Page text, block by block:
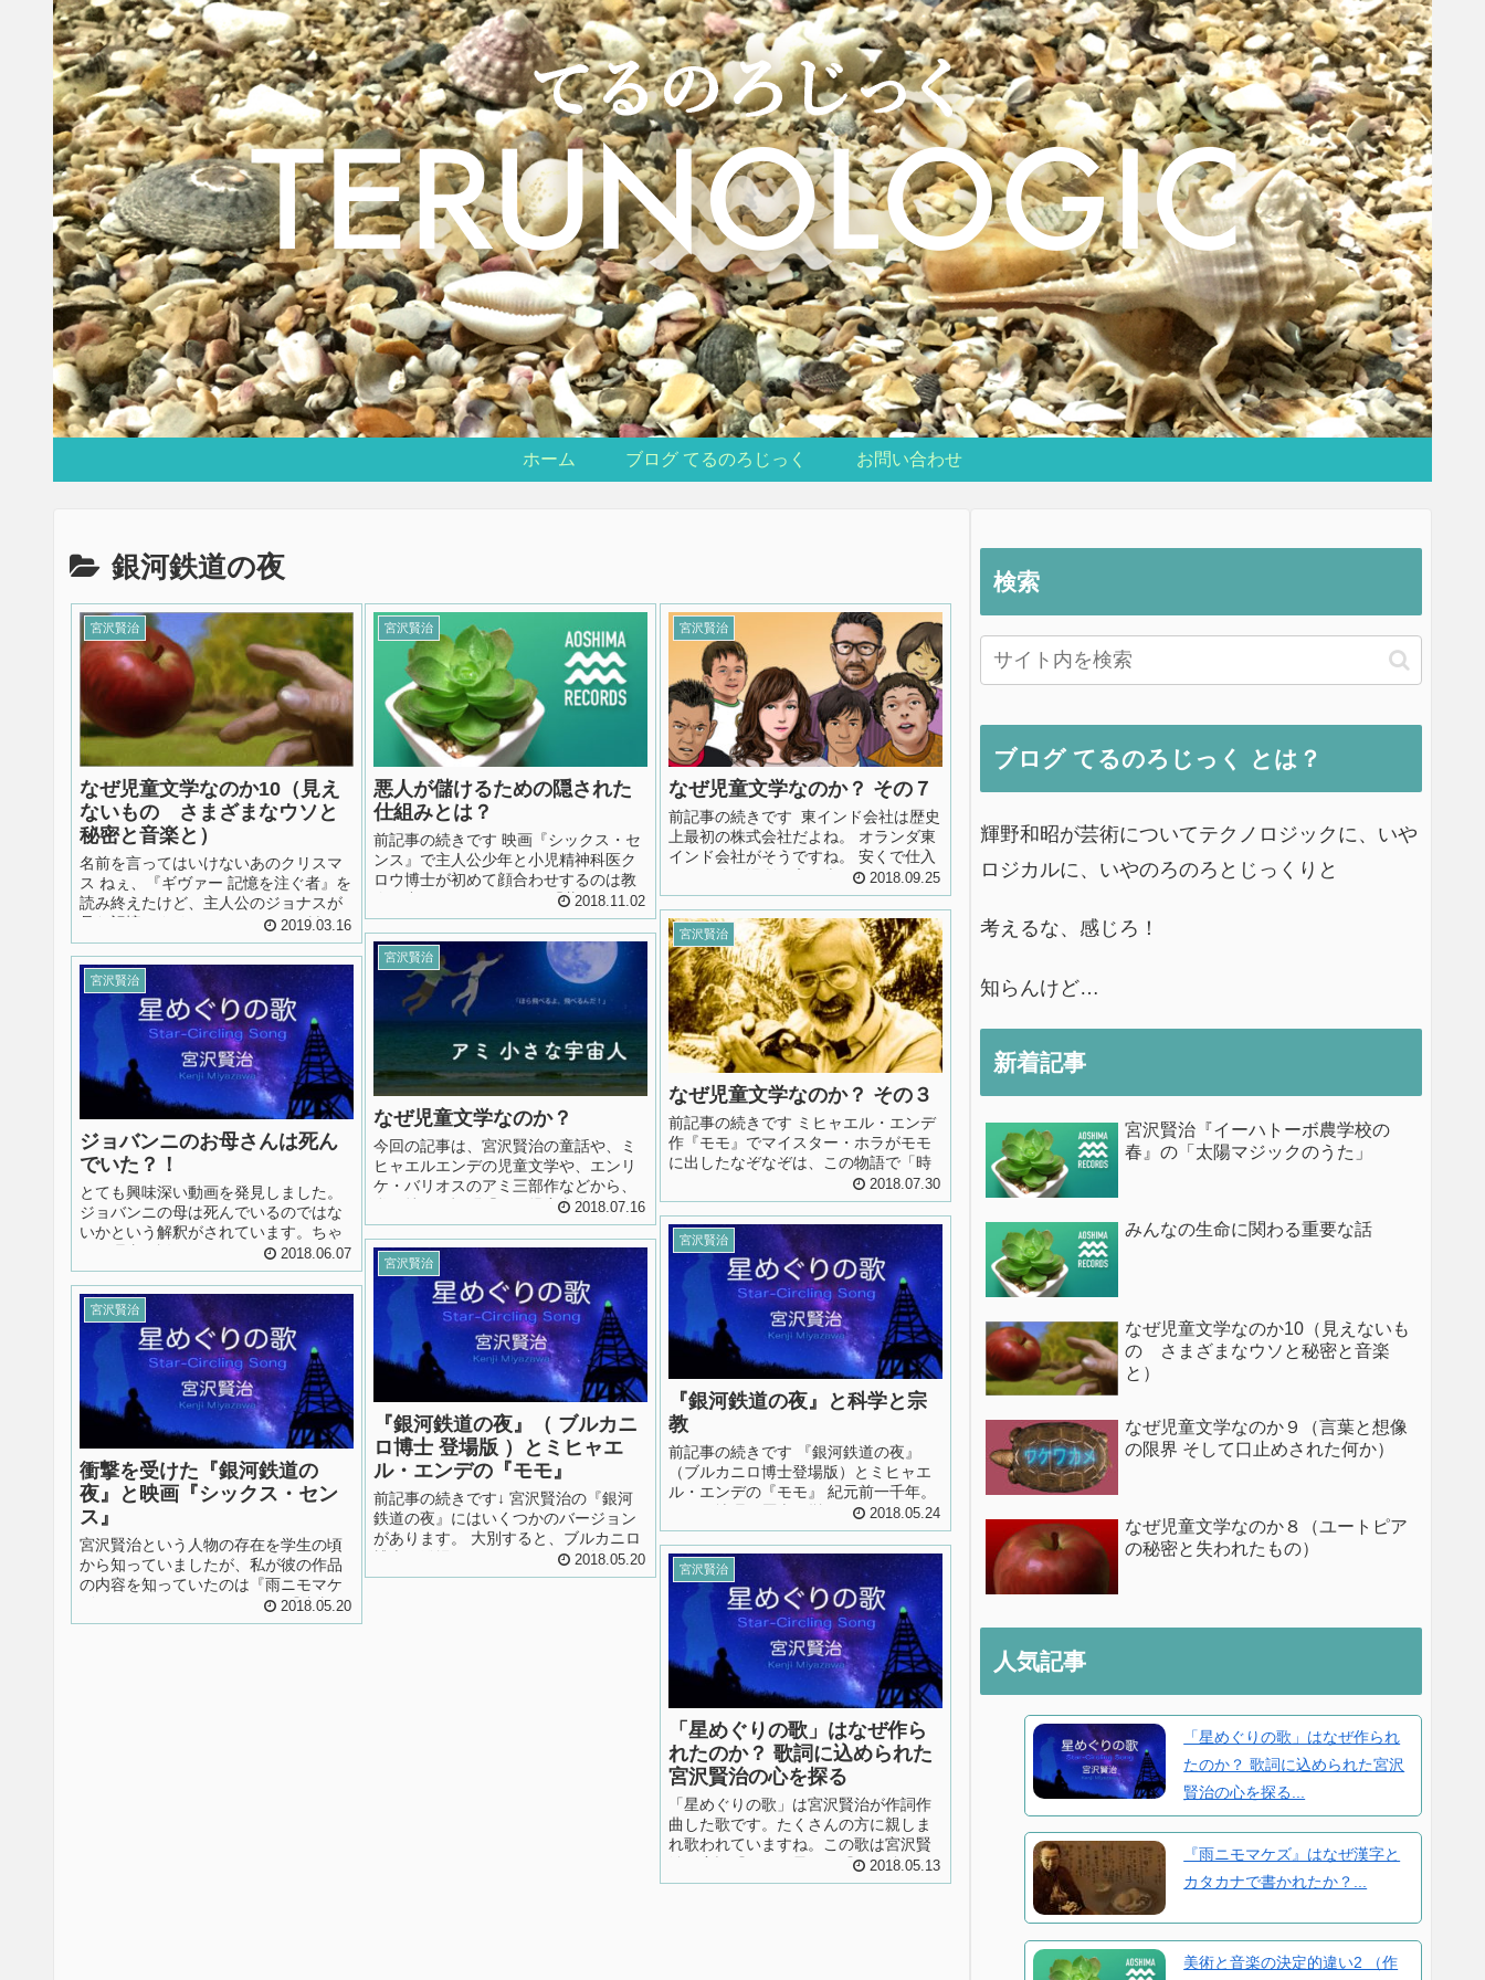
ホーム ブログ てるのろじっく お問い合わせ
銀河鉄道の夜
宮沢賢治
なぜ児童文学なのか10（見え
ないもの さまざまなウソと
秘密と音楽と）
名前を言ってはいけないあのクリスマ
ス ねぇ、『ギヴァー 記憶を注ぐ者』を
読み終えたけど、主人公のジョナスが
見た記憶にクリスマスのシーンがある
よね。 え、そんなシーンあったっけ？
映画ではハッキリ断定されにくい映像
にしてあったのよ。小説でも “クリスマ
ス” って文字は一度も出てこないわ。...
2019.03.16
宮沢賢治
悪人が儲けるための隠された
仕組みとは？
前記事の続きです 映画『シックス・セ
ンス』で主人公少年と小児精神科医ク
ロウ博士が初めて顔合わせするのは教
会の中でしたね。 クロウ「昔 ヨーロ
ッパでは教会に逃げ込んだ 聖域だっ
たんだ」 少年「何を恐れたの？」 クロ
ウ「悪いやつらだ 牢屋に入れたり
傷めつけたりする連中だ」 教会を「聖
域」としていますが、前にも書きまし
た通り、教会もまた魔女狩りや科学の
弾圧を犯した悪いやつらの側面...
2018.11.02
宮沢賢治
なぜ児童文学なのか？ その７
前記事の続きです 東インド会社は歴史
上最初の株式会社だよね。 オランダ東
インド会社がそうですね。 安くで仕入
れて、他の場所で高く売るって、せど
りと一緒ね。 せどりって？ ある人たち
にとって価値のある本が古...
2018.09.25
宮沢賢治
なぜ児童文学なのか？ その３
前記事の続きです ミヒャエル・エンデ
作『モモ』でマイスター・ホラがモモ
に出したなぞなぞは、この物語で「時
間」がひとつのテーマになっているこ
とに気がつけば、解くのは意外と簡単
です。 ですが、このなぞなぞに触れた
時、その答えが “この世界の偉大な支配
者” “この世界そのもの” という考えに出
会った時、なんとも言えない気持ちに
なりました。 モモ 時間どろぼう...
2018.07.30
宮沢賢治
なぜ児童文学なのか？
今回の記事は、宮沢賢治の童話や、ミ
ヒャエルエンデの児童文学や、エンリ
ケ・バリオスのアミ三部作などから、
私が持った疑問「なぜ児童文学なの
か？」ということが主題です。 のっけ
に1つの大きな理由となるものをあげた
いと思います。 「子どもの童話のよう
に、おとぎ話のように書くんだ……そ
うでないと人はみな君をうそつきか頭
がおかしいんだと思うよ。それに子ど
もに向けて書くべきだ。ー以下略ー」
（エン...
2018.07.16
宮沢賢治
ジョバンニのお母さんは死ん
でいた？！
とても興味深い動画を発見しました。
ジョバンニの母は死んでいるのではな
いかという解釈がされています。ちゃ
んと理由が説明されています。これに
は私は全く気付いていませんでした。
その他、ジョバンニが街灯を通り抜け
る時の描写についても目からウロコで
した。自分の影法師が自分の前に伸び
てきたその時にザネリが出てくること
の意味に、背筋がゾクッとするほど納
得。 宮沢賢治さんは、...
2018.06.07
宮沢賢治
『銀河鉄道の夜』と科学と宗
教
前記事の続きです 『銀河鉄道の夜』
（ブルカニロ博士登場版）とミヒャエ
ル・エンデの『モモ』 紀元前一千年。
だいぶ地理も歴史も變つてるだらう。
このときには斯うなのだ。變な顏して
はいけない。ぼくたちはぼくたちのか
らだだつて考へだつて、天の川だつて
汽車だつて歴史だつて、たださう感じ
てゐるだけなんだから 宮沢賢治 著
『銀河鉄道の夜』（旧版）より 宮沢賢
治作『銀河鉄道の夜』（旧版...
2018.05.24
宮沢賢治
『銀河鉄道の夜』（ ブルカニ
ロ博士 登場版 ）とミヒャエ
ル・エンデの『モモ』
前記事の続きです↓ 宮沢賢治の『銀河
鉄道の夜』にはいくつかのバージョン
があります。 大別すると、ブルカニロ
博士が登場するバージョンと登場しな
いバージョンがあります。 一般的に知
2018.05.20
宮沢賢治
衝撃を受けた『銀河鉄道の
夜』と映画『シックス・セン
ス』
宮沢賢治という人物の存在を学生の頃
から知っていましたが、私が彼の作品
の内容を知っていたのは『雨ニモマケ
ズ』くらいでした。 もちろん『注文の
多い料理店』『風の又三郎』『銀河鉄
2018.05.20
宮沢賢治
「星めぐりの歌」はなぜ作ら
れたのか？ 歌詞に込められた
宮沢賢治の心を探る
「星めぐりの歌」は宮沢賢治が作詞作
曲した歌です。たくさんの方に親しま
れ歌われていますね。この歌は宮沢賢
治の童話『双子の星』と『銀河鉄道の
夜』に登場します。 文学作品を書き、
2018.05.13
検索
ブログ てるのろじっく とは？
輝野和昭が芸術についてテクノロジックに、いや
ロジカルに、いやのろのろとじっくりと
考えるな、感じろ！
知らんけど…
新着記事
宮沢賢治『イーハトーボ農学校の
春』の「太陽マジックのうた」
みんなの生命に関わる重要な話
なぜ児童文学なのか10（見えないも
の さまざまなウソと秘密と音楽
と）
なぜ児童文学なのか９（言葉と想像
の限界 そして口止めされた何か）
なぜ児童文学なのか８（ユートピア
の秘密と失われたもの）
人気記事
「星めぐりの歌」はなぜ作られ
たのか？ 歌詞に込められた宮沢
賢治の心を探る...
『雨ニモマケズ』はなぜ漢字と
カタカナで書かれたか？...
美術と音楽の決定的違い2 （作